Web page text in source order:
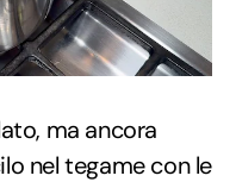
ma ancora
nel tegame con le